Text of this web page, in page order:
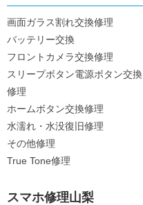
画面ガラス割れ交換修理
バッテリー交換
フロントカメラ交換修理
スリープボタン電源ボタン交換
修理
ホームボタン交換修理
水濡れ・水没復旧修理
その他修理
True Tone修理
スマホ修理山梨